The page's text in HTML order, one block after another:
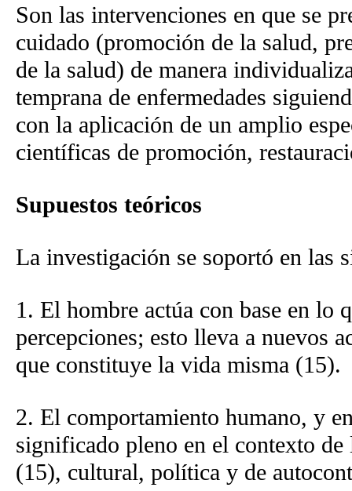
Son las intervenciones en que se
cuidado (promoción de la salud,
de la salud) de manera
temprana de enfermedades
con la aplicación de un amplio
científicas de promoción,
Supuestos teóricos
La investigación se soportó en las
1. El hombre actúa con base en lo
percepciones; esto lleva a nuevos
que constituye la vida misma (15).
2. El comportamiento humano, y
significado pleno en el contexto
(15), cultural, política y de